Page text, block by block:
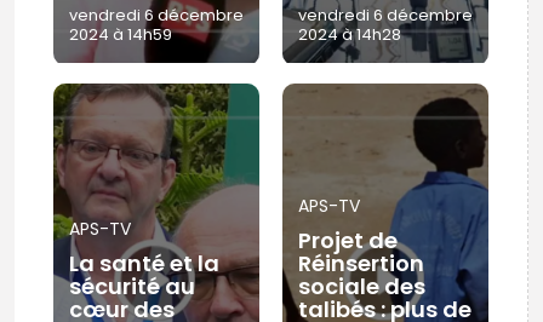
vendredi 6 décembre
2024 à 14h59
vendredi 6 décembre
2024 à 14h28
APS-TV
La santé et la
sécurité au
cœur des
APS-TV
Projet de
Réinsertion
sociale des
talibés : plus de